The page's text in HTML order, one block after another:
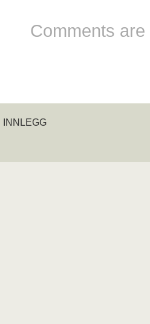
Comments
INNLEGG